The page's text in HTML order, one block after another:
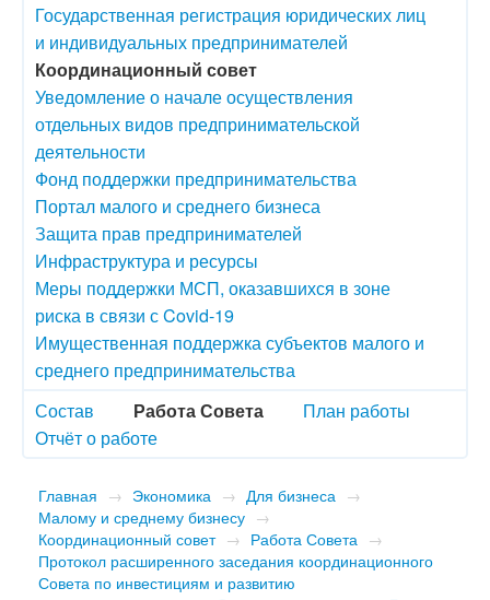
Государственная регистрация юридических лиц
и индивидуальных предпринимателей
Координационный совет
Уведомление о начале осуществления
отдельных видов предпринимательской
деятельности
Фонд поддержки предпринимательства
Портал малого и среднего бизнеса
Защита прав предпринимателей
Инфраструктура и ресурсы
Меры поддержки МСП, оказавшихся в зоне
риска в связи с Covid-19
Имущественная поддержка субъектов малого и
среднего предпринимательства
Состав
Работа Совета
План работы
Отчёт о работе
Главная → Экономика → Для бизнеса →
Малому и среднему бизнесу →
Координационный совет → Работа Совета →
Протокол расширенного заседания координационного
Совета по инвестициям и развитию